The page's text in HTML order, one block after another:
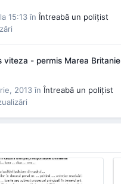
15:13 în Întreabă un poliţist
viteza - permis Marea Britanie
2013 în Întreabă un poliţist